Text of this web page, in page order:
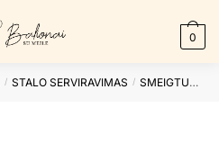
0
/ STALO SERVIRAVIMAS / SMEIGTUKAI